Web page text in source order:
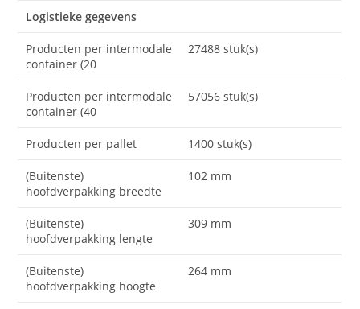
Logistieke gegevens
Producten per intermodale
container (20
27488 stuk(s)
Producten per intermodale
container (40
57056 stuk(s)
Producten per pallet 1400 stuk(s)
(Buitenste)
hoofdverpakking breedte
102 mm
(Buitenste)
hoofdverpakking lengte
309 mm
(Buitenste)
hoofdverpakking hoogte
264 mm